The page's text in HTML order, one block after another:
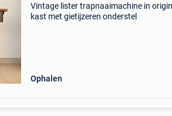
Vintage lister trapnaaimachine in
kast met gietijzeren onderstel
Ophalen